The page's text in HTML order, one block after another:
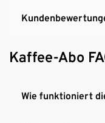
Kaffee-Abo
Wie funktioniert